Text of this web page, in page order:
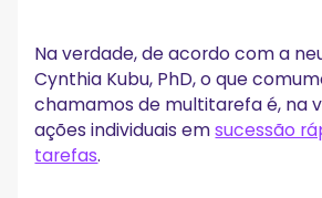
Na verdade, de acordo com a
Cynthia Kubu, PhD, o que
chamamos de multitarefa é, na
ações individuais emsucessão
tarefas.